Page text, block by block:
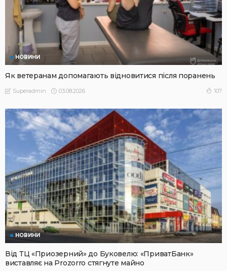
НОВИНИ
Як ветеранам допомагають відновитися після поранень
Superadmin 03.08.2026 107
НОВИНИ
Від ТЦ «Приозерний» до Буковелю: «ПриватБанк»
виставляє на Prozorro стягнуте майно